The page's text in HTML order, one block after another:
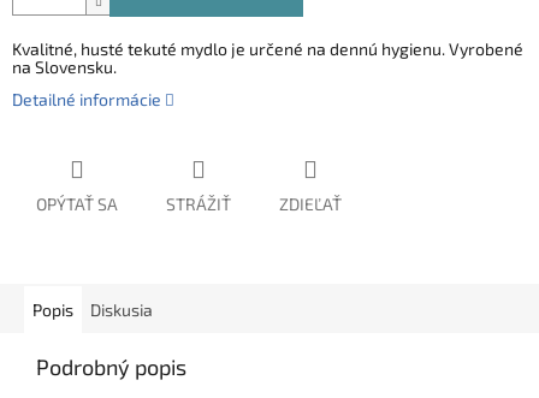
Kvalitné, husté tekuté mydlo je určené na dennú hygienu. Vyrobené
na Slovensku.
Detailné informácie
OPÝTAŤ SA STRÁŽIŤ ZDIEĽAŤ
Popis Diskusia
Podrobný popis